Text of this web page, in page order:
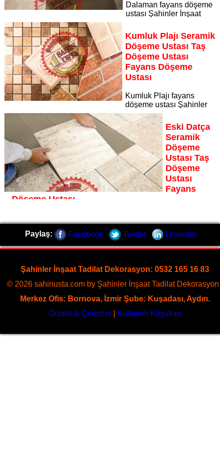
Dalaman fayans döşeme
ustası Şahinler İnşaat
Dekorasyon, zeminlerinizi sanat eseri gibi işleyen uzman
kadrosuyla Dalaman bölgesine özel hizmet sunuyor
Sayfaya Git
Kumluk Plajı Seramik
Döşeme Ustası Taş
Döşeme Ustası
Fayans Döşeme
Ustası
Kumluk Plajı fayans
döşeme ustası Şahinler
İnşaat Dekorasyon, zeminlerinizi sanat eseri gibi işleyen
uzman kadrosuyla Kumluk Plajı bölgesine özel hizmet
sunuyor
Sayfaya Git
Eski Datça
Seramik
Döşeme
Ustası Taş
Döşeme
Ustası
Fayans
Döşeme Ustası
Dekorasyon, zeminlerinizi sanat eseri gibi işleyen uzman
kadrosuyla Eski Datça bölgesine özel hizmet sunuyor
Sayfaya Git
Paylaş: Facebook Twitter LinkedIn
Şahinler İnşaat Tadilat Dekorasyon: 0532 165 16 83
© 2026 sahinusta.com by Şahinler İnşaat Tadilat
Merkez Ofis: Bornova, İzmir Şube: Kuşadası, Aydın.
Gizlilik & Çerezler
Kullanım Koşulları